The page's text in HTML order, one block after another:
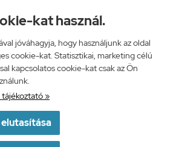
kat használ.
jóváhagyja, hogy használjunk az oldal
cookie-kat. Statisztikai, marketing célú
kapcsolatos cookie-kat csak az Ön
tájékoztató »
5.